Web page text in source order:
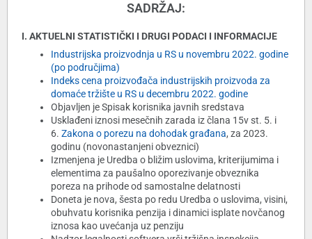
SADRŽAJ:
I. AKTUELNI STATISTIČKI I DRUGI PODACI I INFORMACIJE
Industrijska proizvodnja u RS u novembru 2022. godine
(po područjima)
Indeks cena proizvođača industrijskih proizvoda za
domaće tržište u RS u decembru 2022. godine
Objavljen je Spisak korisnika javnih sredstava
Usklađeni iznosi mesečnih zarada iz člana 15v st. 5. i
6. Zakona o porezu na dohodak građana, za 2023.
godinu (novonastanjeni obveznici)
Izmenjena je Uredba o bližim uslovima, kriterijumima i
elementima za paušalno oporezivanje obveznika
poreza na prihode od samostalne delatnosti
Doneta je nova, šesta po redu Uredba o uslovima, visini,
obuhvatu korisnika penzija i dinamici isplate novčanog
iznosa kao uvećanja uz penziju